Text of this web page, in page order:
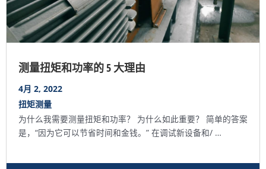
测量扭矩和功率的 5 大理由
4月 2, 2022
扭矩测量
为什么我需要测量扭矩和功率？ 为什么如此重要？ 简单的答案
是，“因为它可以节省时间和金钱。” 在调试新设备和/ …